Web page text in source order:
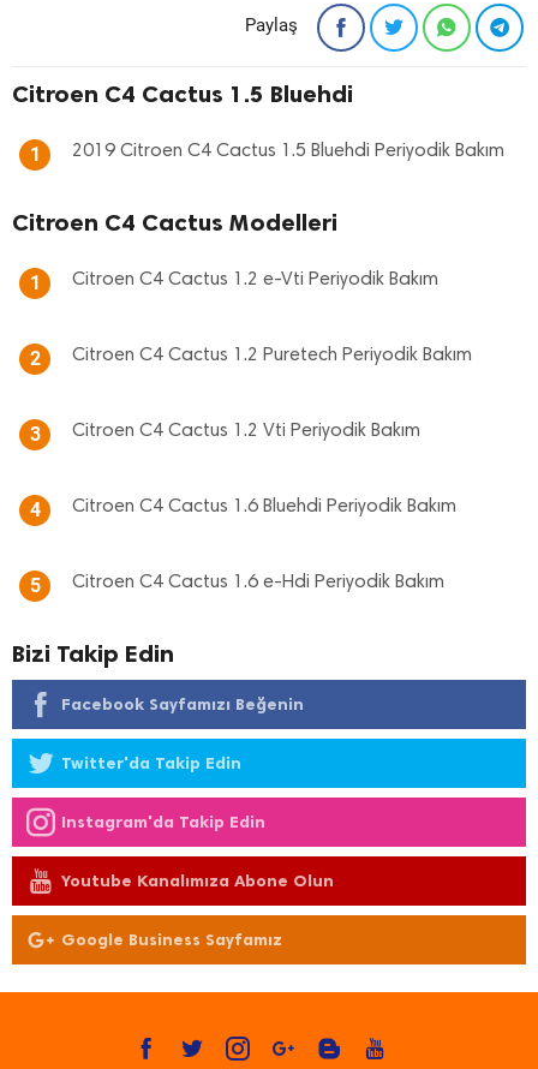
Paylaş
Citroen C4 Cactus 1.5 Bluehdi
1 2019 Citroen C4 Cactus 1.5 Bluehdi Periyodik Bakım
Citroen C4 Cactus Modelleri
1 Citroen C4 Cactus 1.2 e-Vti Periyodik Bakım
2 Citroen C4 Cactus 1.2 Puretech Periyodik Bakım
3 Citroen C4 Cactus 1.2 Vti Periyodik Bakım
4 Citroen C4 Cactus 1.6 Bluehdi Periyodik Bakım
5 Citroen C4 Cactus 1.6 e-Hdi Periyodik Bakım
Bizi Takip Edin
Facebook Sayfamızı Beğenin
Twitter'da Takip Edin
Instagram'da Takip Edin
Youtube Kanalımıza Abone Olun
Google Business Sayfamız